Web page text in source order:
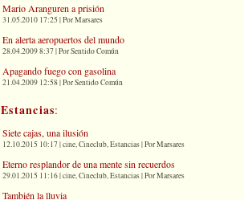
Mario Aranguren a prisión
31.05.2010 17:25 | Por Marsares
En alerta aeropuertos del mundo
28.04.2009 8:37 | Por Sentido Común
Apagando fuego con gasolina
21.04.2009 12:58 | Por Sentido Común
Estancias:
Siete cajas, una ilusión
12.10.2015 10:17 | cine, Cineclub, Estancias | Por Marsares
Eterno resplandor de una mente sin recuerdos
29.01.2015 11:16 | cine, Cineclub, Estancias | Por Marsares
También la lluvia